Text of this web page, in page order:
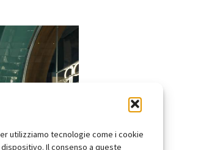
utilizziamo tecnologie come i cookie
Il consenso a queste